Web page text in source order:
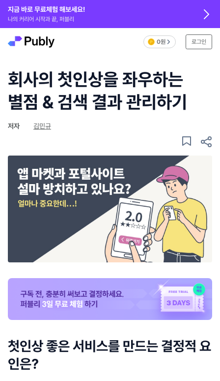
지금 바로 무료체험 해보세요!
나의 커리어 시작과 끝, 퍼블리
0원 로그인
회사의 첫인상을 좌우하는
별점 & 검색 결과 관리하기
저자 김민규
첫인상 좋은 서비스를 만드는 결정적 요
인은?